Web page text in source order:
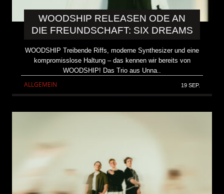
WOODSHIP RELEASEN ODE AN
DIE FREUNDSCHAFT: SIX DREAMS
WOODSHIP Treibende Riffs, moderne Synthesizer und eine
kompromisslose Haltung – das kennen wir bereits von
WOODSHIP! Das Trio aus Unna..
ALLGEMEIN 19 SEP.